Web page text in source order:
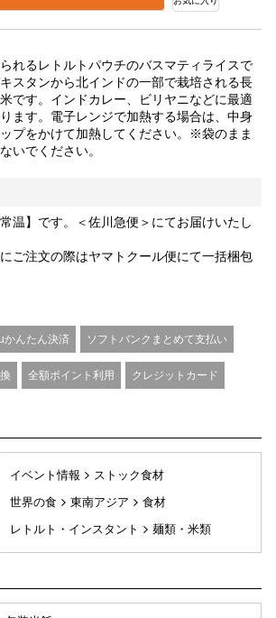
れるレトルトパウチのバスマティライスで
スタンから北インドの一部で栽培される長
です。インドカレー、ビリヤニなどに最適
ます。電子レンジで加熱する場合は、中身
プをかけて加熱してください。※袋のまま
いでください。
温】です。＜佐川急便＞にてお届けいたし
ご注文の際はヤマトクール便にて一括梱包
かんたん決済 ソフトバンクまとめて支払い
全額ポイント利用 クレジットカード
イベント情報
ストック食材
世界の食
東南アジア
食材
レトルト・インスタント
麺類・米類